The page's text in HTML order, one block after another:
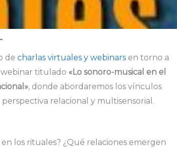
de charlas virtuales y webinars en torno a
webinar titulado «Lo sonoro-musical en el
, donde abordaremos los vínculos
relacional y multisensorial.
los rituales? ¿Qué relaciones emergen